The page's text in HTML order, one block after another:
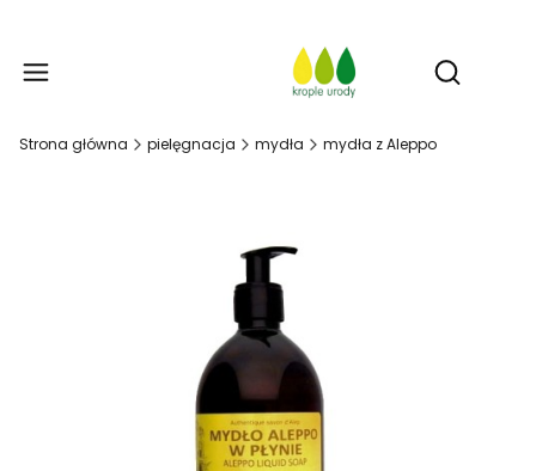
Otwórz
Strona główna pielęgnacja mydła mydła z Aleppo